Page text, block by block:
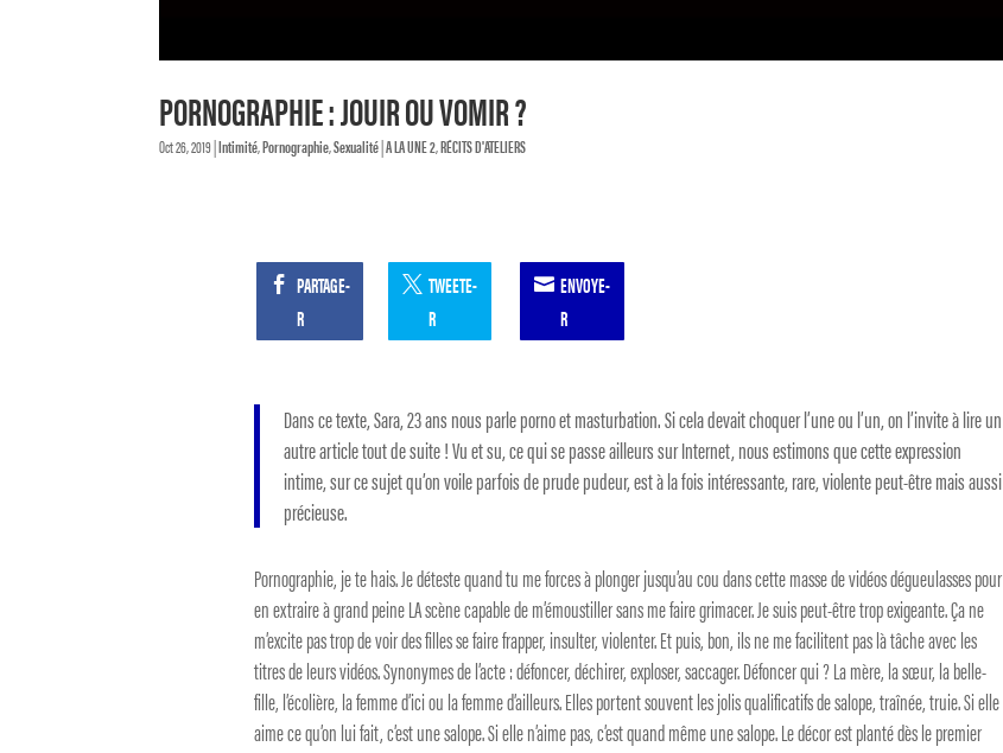
PORNOGRAPHIE : JOUIR OU VOMIR ?
Oct 26, 2019|Intimité,Pornographie,Sexualité|A LA UNE 2,RÉCITS D'ATELIERS
PARTAGE-
R
TWEETE-
R
ENVOYE-
R
Dans ce texte, Sara, 23 ans nous parle porno et masturbation. Si cela devait choquer l’une ou l’un, on l’invite à lire un
autre article tout de suite ! Vu et su, ce qui se passe ailleurs sur Internet, nous estimons que cette expression
intime, sur ce sujet qu’on voile parfois de prude pudeur, est à la fois intéressante, rare, violente peut-être mais aussi
précieuse.
Pornographie, je te hais. Je déteste quand tu me forces à plonger jusqu’au cou dans cette masse de vidéos dégueulasses pour
en extraire à grand peine LA scène capable de m’émoustiller sans me faire grimacer. Je suis peut-être trop exigeante. Ça ne
m’excite pas trop de voir des filles se faire frapper, insulter, violenter. Et puis, bon, ils ne me facilitent pas là tâche avec les
titres de leurs vidéos. Synonymes de l’acte : défoncer, déchirer, exploser, saccager. Défoncer qui ? La mère, la sœur, la belle-
fille, l’écolière, la femme d’ici ou la femme d’ailleurs. Elles portent souvent les jolis qualificatifs de salope, traînée, truie. Si elle
aime ce qu’on lui fait, c’est une salope. Si elle n’aime pas, c’est quand même une salope. Le décor est planté dès le premier